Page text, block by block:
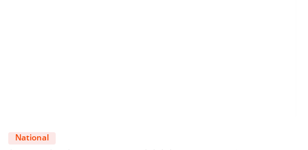
National